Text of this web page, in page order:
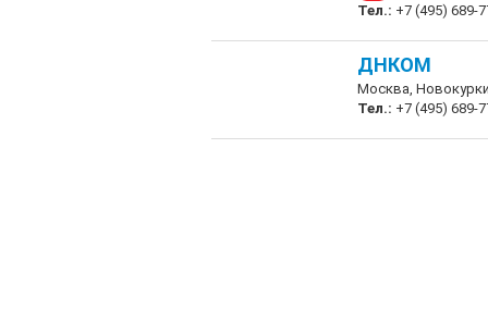
Тел.: +7 (495) 689-
ДНКОМ
Москва,
Тел.: +7 (495) 689-